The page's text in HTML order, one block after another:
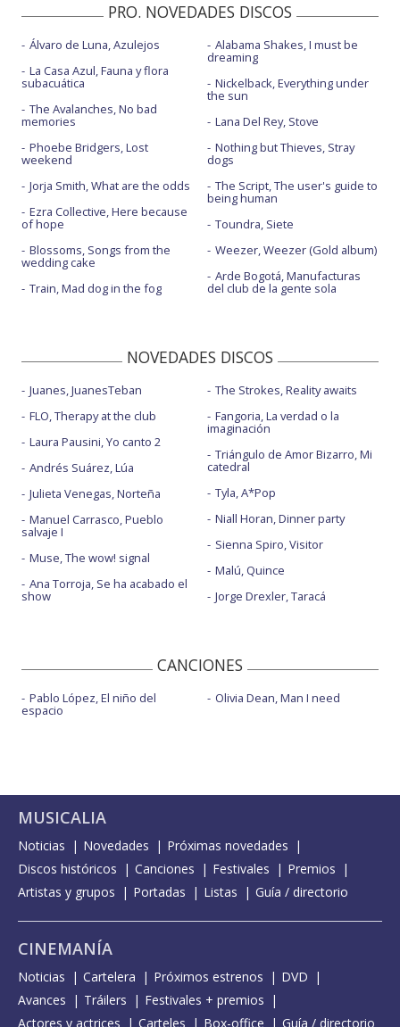
PRO. NOVEDADES DISCOS
Álvaro de Luna, Azulejos
La Casa Azul, Fauna y flora
subacuática
The Avalanches, No bad
memories
Phoebe Bridgers, Lost
weekend
Jorja Smith, What are the odds
Ezra Collective, Here because
of hope
Blossoms, Songs from the
wedding cake
Train, Mad dog in the fog
Alabama Shakes, I must be
dreaming
Nickelback, Everything under
the sun
Lana Del Rey, Stove
Nothing but Thieves, Stray
dogs
The Script, The user's guide to
being human
Toundra, Siete
Weezer, Weezer (Gold album)
Arde Bogotá, Manufacturas
del club de la gente sola
NOVEDADES DISCOS
Juanes, JuanesTeban
FLO, Therapy at the club
Laura Pausini, Yo canto 2
Andrés Suárez, Lúa
Julieta Venegas, Norteña
Manuel Carrasco, Pueblo
salvaje I
Muse, The wow! signal
Ana Torroja, Se ha acabado el
show
The Strokes, Reality awaits
Fangoria, La verdad o la
imaginación
Triángulo de Amor Bizarro, Mi
catedral
Tyla, A*Pop
Niall Horan, Dinner party
Sienna Spiro, Visitor
Malú, Quince
Jorge Drexler, Taracá
CANCIONES
Pablo López, El niño del
espacio
Olivia Dean, Man I need
MUSICALIA
Noticias Novedades
Próximas novedades
Discos históricos
Canciones Festivales
Premios
Artistas y grupos
Portadas Listas Guía / directorio
CINEMANÍA
Noticias Cartelera Próximos estrenos
DVD
Avances
Tráilers
Festivales + premios
Actores y actrices
Carteles Box-office Guía / directorio